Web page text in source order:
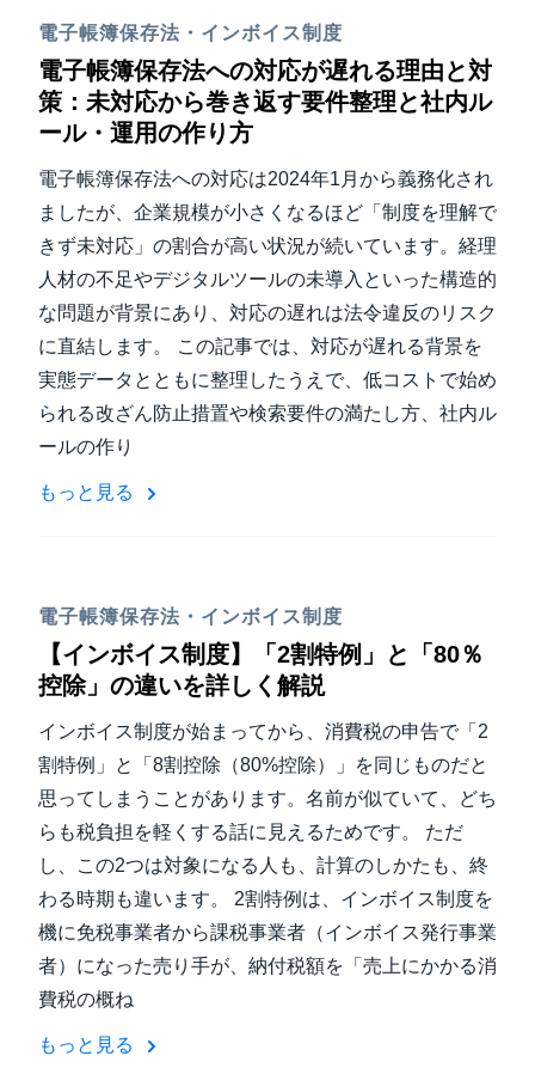
電子帳簿保存法・インボイス制度
電子帳簿保存法への対応が遅れる理由と対
策：未対応から巻き返す要件整理と社内ル
ール・運用の作り方
電子帳簿保存法への対応は2024年1月から義務化され
ましたが、企業規模が小さくなるほど「制度を理解で
きず未対応」の割合が高い状況が続いています。経理
人材の不足やデジタルツールの未導入といった構造的
な問題が背景にあり、対応の遅れは法令違反のリスク
に直結します。 この記事では、対応が遅れる背景を
実態データとともに整理したうえで、低コストで始め
られる改ざん防止措置や検索要件の満たし方、社内ル
ールの作り
もっと見る
電子帳簿保存法・インボイス制度
【インボイス制度】「2割特例」と「80％
控除」の違いを詳しく解説
インボイス制度が始まってから、消費税の申告で「2
割特例」と「8割控除（80%控除）」を同じものだと
思ってしまうことがあります。名前が似ていて、どち
らも税負担を軽くする話に見えるためです。 ただ
し、この2つは対象になる人も、計算のしかたも、終
わる時期も違います。 2割特例は、インボイス制度を
機に免税事業者から課税事業者（インボイス発行事業
者）になった売り手が、納付税額を「売上にかかる消
費税の概ね
もっと見る